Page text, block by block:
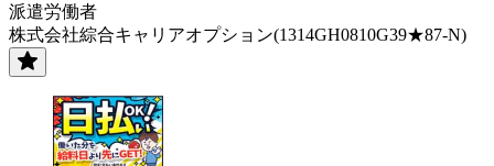
派遣労働者
株式会社綜合キャリアオプション(1314GH0810G39★87-N)